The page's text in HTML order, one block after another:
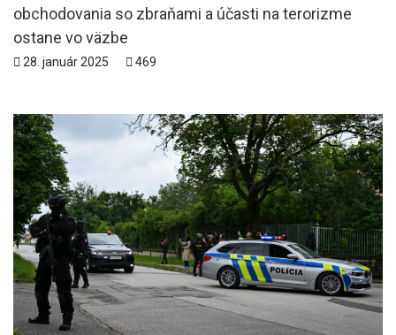
obchodovania so zbraňami a účasti na terorizme
ostane vo väzbe
28. január 2025 469